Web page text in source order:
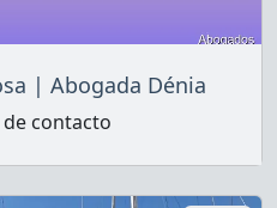
| Abogada Dénia
contacto